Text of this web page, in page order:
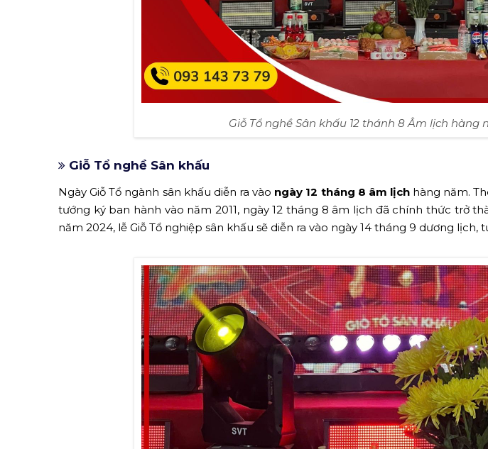
Giỗ Tổ nghề Sân khấu 12 thánh 8 Âm lịch hàng
Giỗ Tổ nghề Sân khấu
Ngày Giỗ Tổ ngành sân khấu diễn ra vào ngày 12 tháng 8 âm lịchhàng năm.
tướng ký ban hành vào năm 2011, ngày 12 tháng 8 âm lịch đã chính thức trở
năm 2024, lễ Giỗ Tổ nghiệp sân khấu sẽ diễn ra vào ngày 14 tháng 9 dương lịch,